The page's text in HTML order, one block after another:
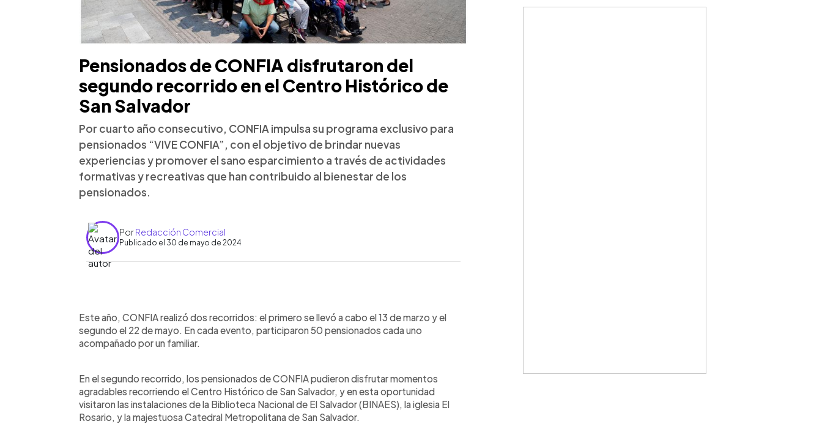
Pensionados de CONFIA disfrutaron del
segundo recorrido en el Centro Histórico de
San Salvador
Por cuarto año consecutivo, CONFIA impulsa su programa exclusivo para
pensionados “VIVE CONFIA”, con el objetivo de brindar nuevas
experiencias y promover el sano esparcimiento a través de actividades
formativas y recreativas que han contribuido al bienestar de los
pensionados.
PorRedacción Comercial
Publicado el 30 de mayo de 2024
► Escuchar artículo
Este año, CONFIA realizó dos recorridos: el primero se llevó a cabo el 13 de marzo y el
segundo el 22 de mayo. En cada evento, participaron 50 pensionados cada uno
acompañado por un familiar.
En el segundo recorrido, los pensionados de CONFIA pudieron disfrutar momentos
agradables recorriendo el Centro Histórico de San Salvador, y en esta oportunidad
visitaron las instalaciones de la Biblioteca Nacional de El Salvador (BINAES), la iglesia El
Rosario, y la majestuosa Catedral Metropolitana de San Salvador.